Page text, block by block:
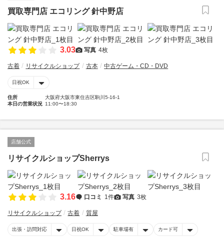
買取専門店 エコリング 針中野店
3.03 写真 4枚
古着 リサイクルショップ 古本 中古ゲーム・CD・DVD
日祝OK
住所
大阪府大阪市東住吉区駒川5-16-1
本日の営業状況 11:00〜18:30
店舗公式
リサイクルショップSherrys
3.16 口コミ 1件 写真 3枚
リサイクルショップ 古着 質屋
出張・訪問対応 日祝OK 駐車場有 カード可